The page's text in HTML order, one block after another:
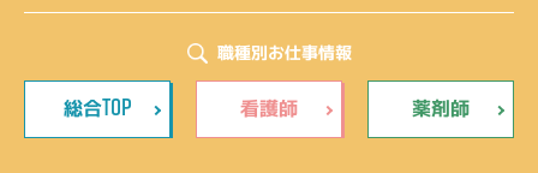
職種別お仕事情報
総合TOP 看護師 薬剤師